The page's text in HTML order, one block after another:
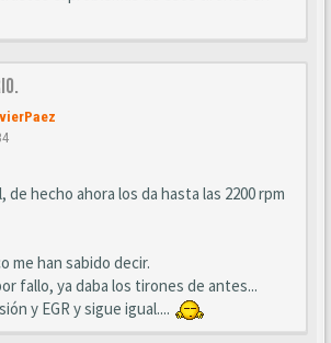
de hecho ahora los da hasta las 2200 rpm
me han sabido decir.
fallo, ya daba los tirones de antes...
y EGR y sigue igual....